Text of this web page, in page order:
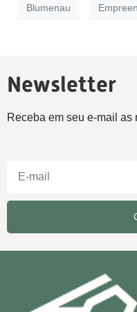
Blumenau
Newsletter
Receba em seu e-mail as